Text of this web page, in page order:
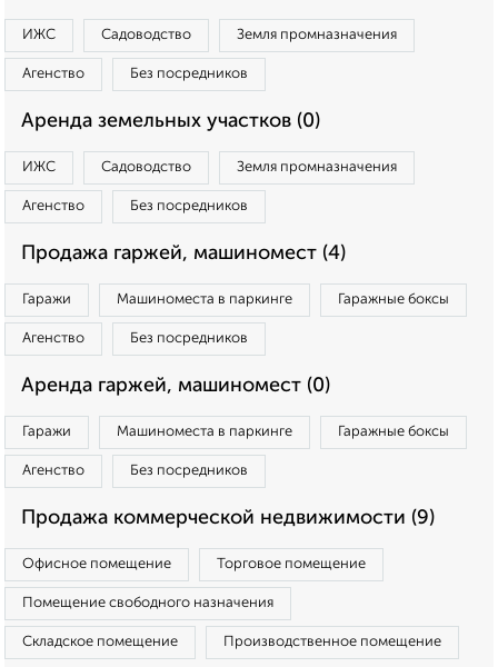
ИЖС Садоводство Земля промназначения
Агенство Без посредников
Аренда земельных участков (0)
ИЖС Садоводство Земля промназначения
Агенство Без посредников
Продажа гаржей, машиномест (4)
Гаражи Машиноместа в паркинге Гаражные боксы
Агенство Без посредников
Аренда гаржей, машиномест (0)
Гаражи Машиноместа в паркинге Гаражные боксы
Агенство Без посредников
Продажа коммерческой недвижимости (9)
Офисное помещение Торговое помещение
Помещение свободного назначения
Складское помещение Производственное помещение